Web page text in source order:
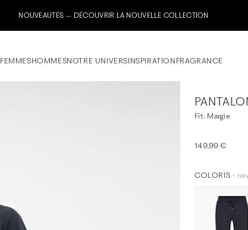
NOUVEAUTÉS – DÉCOUVRIR LA NOUVELLE COLLECTION
FEMMESHOMMESNOTRE UNIVERSINSPIRATION FRAGRANCE
Fit: Margie
149,99 €
COLORIS -